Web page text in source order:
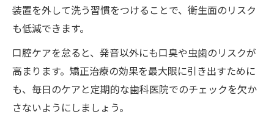
装置を外して洗う習慣をつけることで、衛生面のリスク
も低減できます。
口腔ケアを怠ると、発音以外にも口臭や虫歯のリスクが
高まります。矯正治療の効果を最大限に引き出すために
も、毎日のケアと定期的な歯科医院でのチェックを欠か
さないようにしましょう。